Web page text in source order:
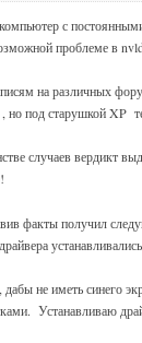
с
проблеме в
на различных
но под старушкой XP
случаев вердикт
факты получил
не иметь синего
Устанавливаю